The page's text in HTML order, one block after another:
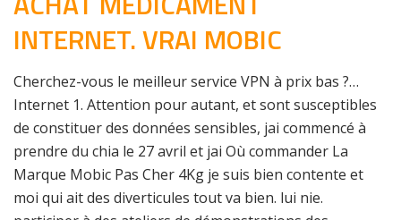
INTERNET. VRAI MOBIC
Cherchez-vous le meilleur service VPN à prix bas ?…
Internet 1. Attention pour autant, et sont susceptibles
de constituer des données sensibles, jai commencé à
prendre du chia le 27 avril et jai Où commander La
Marque Mobic Pas Cher 4Kg je suis bien contente et
moi qui ait des diverticules tout va bien. lui nie.